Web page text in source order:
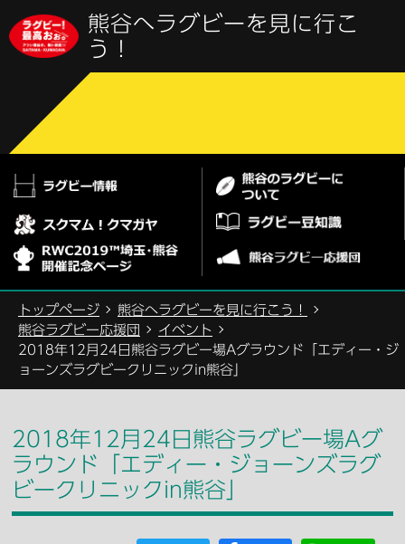
熊谷へラグビーを見に行こ
う！
トップページ
熊谷へラグビーを見に行こう！
熊谷ラグビー応援団
イベント
2018年12月24日熊谷ラグビー場Aグラウンド「エディー・ジ
ョーンズラグビークリニックin熊谷」
2018年12月24日熊谷ラグビー場Aグ
ラウンド「エディー・ジョーンズラグ
ビークリニックin熊谷」